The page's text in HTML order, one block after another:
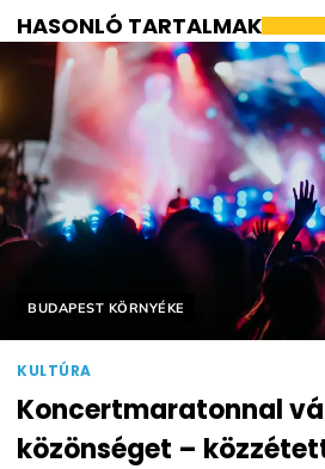
HASONLÓ TARTALMAK
Helyszín címkék:
BUDAPEST KÖRNYÉKE
KULTÚRA
Koncertmaratonnal
közönséget –